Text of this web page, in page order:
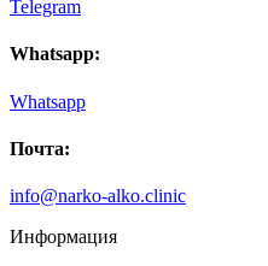
беседовал не только с братом,
рекомендации по поведению с
будущее. Желаем вашим
Telegram
Whatsapp:
Whatsapp
Почта:
info@narko-alko.clinic
Информация